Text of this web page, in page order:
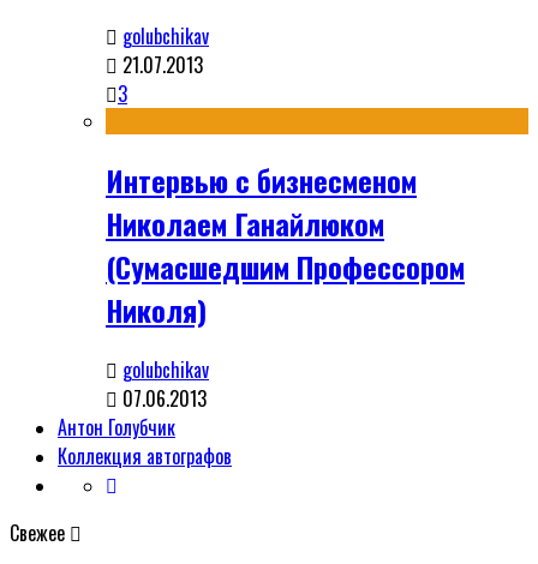
golubchikav
21.07.2013
3
Интервью с бизнесменом
Николаем Ганайлюком
(Сумасшедшим Профессором
Николя)
golubchikav
07.06.2013
Антон Голубчик
Коллекция автографов
Свежее